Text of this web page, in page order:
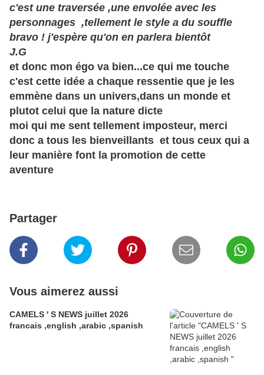
c'est une traversée ,une envolée avec les
personnages ,tellement le style a du souffle
bravo ! j'espère qu'on en parlera bientôt
J.G
et donc mon égo va bien...ce qui me touche
c'est cette idée a chaque ressentie que je les
emmène dans un univers,dans un monde et
plutot celui que la nature dicte
moi qui me sent tellement imposteur, merci
donc a tous les bienveillants et tous ceux qui a
leur manière font la promotion de cette
aventure
Partager
Vous aimerez aussi
CAMELS ' S NEWS juillet 2026
francais ,english ,arabic ,spanish